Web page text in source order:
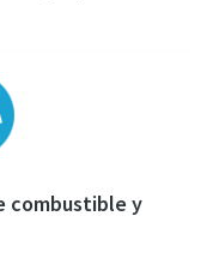
combustible y